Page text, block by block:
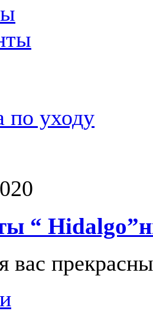
по уходу
“
вас